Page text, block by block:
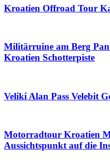
Kroatien Offroad Tour
Militärruine am Berg
Kroatien Schotterpiste
Veliki Alan Pass Velebit
Motorradtour Kroatien
Aussichtspunkt auf die